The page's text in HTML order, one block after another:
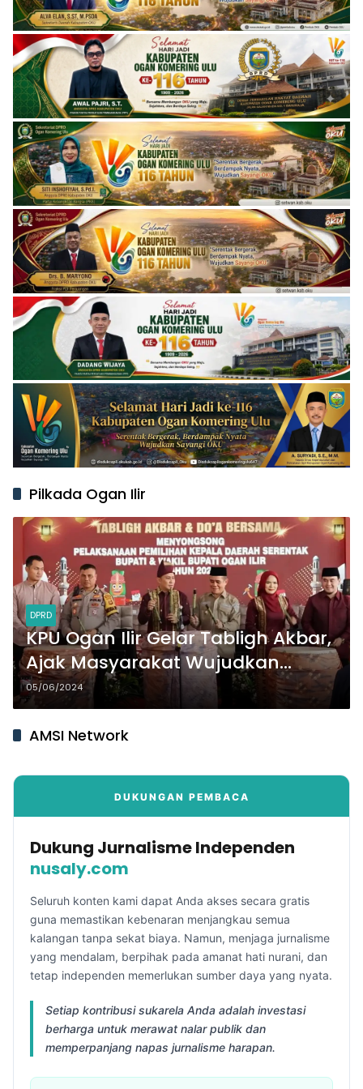
Pilkada Ogan Ilir
DPRD
KPU Ogan Ilir Gelar Tabligh Akbar,
Ajak Masyarakat Wujudkan
Pilkada Damai 2024
05/06/2024
AMSI Network
DUKUNGAN PEMBACA
Dukung Jurnalisme Independen
nusaly.com
Seluruh konten kami dapat Anda akses secara gratis
guna memastikan kebenaran menjangkau semua
kalangan tanpa sekat biaya. Namun, menjaga jurnalisme
yang mendalam, berpihak pada amanat hati nurani, dan
tetap independen memerlukan sumber daya yang nyata.
Setiap kontribusi sukarela Anda adalah investasi
berharga untuk merawat nalar publik dan
memperpanjang napas jurnalisme harapan.